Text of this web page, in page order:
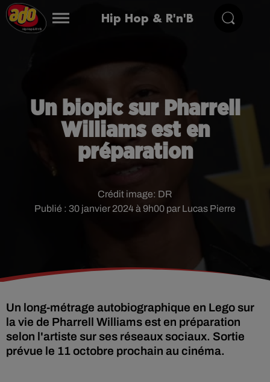
Hip Hop & R'n'B
Un biopic sur Pharrell
Williams est en
préparation
Publié : 30 janvier 2024 à 9h00 par Lucas Pierre
Crédit image: DR
Un long-métrage autobiographique en Lego sur
la vie de Pharrell Williams est en préparation
selon l'artiste sur ses réseaux sociaux. Sortie
prévue le 11 octobre prochain au cinéma.